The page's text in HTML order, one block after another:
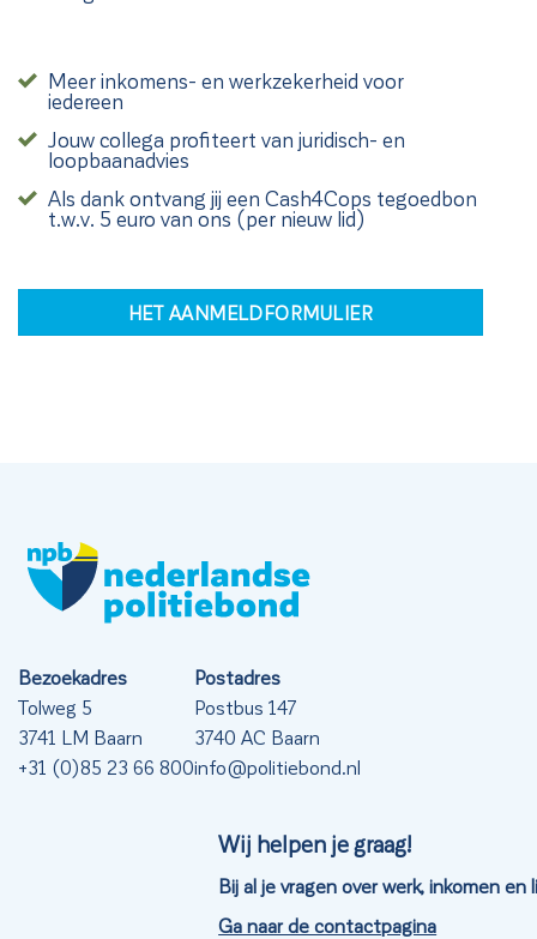
Meer inkomens- en werkzekerheid voor
iedereen
Jouw collega profiteert van juridisch- en
loopbaanadvies
Als dank ontvang jij een Cash4Cops tegoedbon
t.w.v. 5 euro van ons (per nieuw lid)
HET AANMELDFORMULIER
Bezoekadres
Tolweg 5
3741 LM Baarn
+31 (0)85 23 66 800
Postadres
Postbus 147
3740 AC Baarn
info@politiebond.nl
Wij helpen je graag!
Bij al je vragen over werk, inkomen en
Ga naar de contactpagina